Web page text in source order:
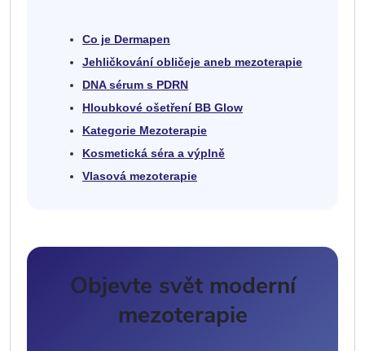
Co je Dermapen
Jehličkování obličeje aneb mezoterapie
DNA sérum s PDRN
Hloubkové ošetření BB Glow
Kategorie Mezoterapie
Kosmetická séra a výplně
Vlasová mezoterapie
Objevte svět moderní
mezoterapie